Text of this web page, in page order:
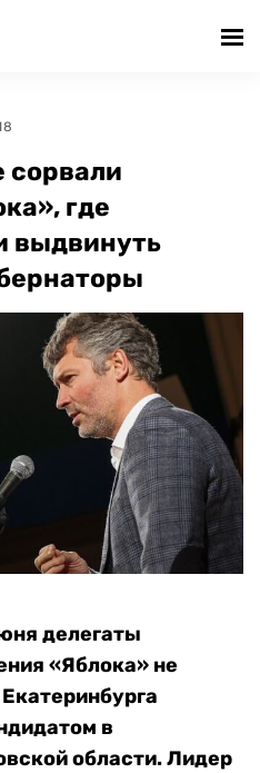
сорвали
где
выдвинуть
делегаты
«Яблока» не
в
области. Лидер